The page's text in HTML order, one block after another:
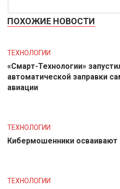
ПОХОЖИЕ НОВОСТИ
ТЕХНОЛОГИИ
«Смарт-Технологии»
автоматической заправки
авиации
ТЕХНОЛОГИИ
Кибермошенники осваивают
ТЕХНОЛОГИИ